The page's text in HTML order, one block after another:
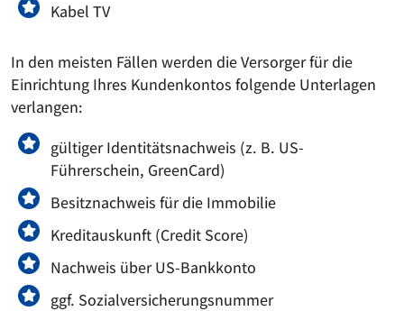
Kabel TV
In den meisten Fällen werden die Versorger für die
Einrichtung Ihres Kundenkontos folgende Unterlagen
verlangen:
gültiger Identitätsnachweis (z. B. US-
Führerschein, GreenCard)
Besitznachweis für die Immobilie
Kreditauskunft (Credit Score)
Nachweis über US-Bankkonto
ggf. Sozialversicherungsnummer